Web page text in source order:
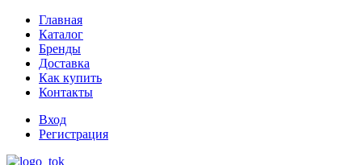
Главная
Каталог
Бренды
Доставка
Как купить
Контакты
Вход
Регистрация